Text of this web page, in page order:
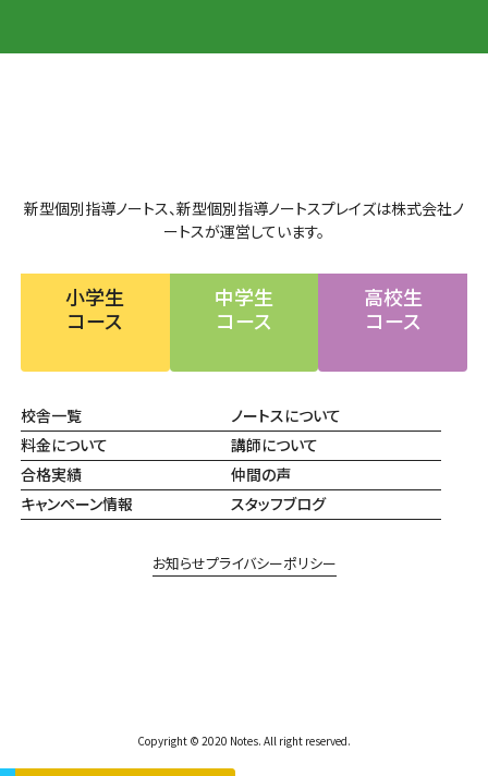
新型個別指導ノートス、新型個別指導ノートスプレイズは株式会社ノ
ートスが運営しています。
Copyright © 2020 Notes. All right reserved.
小学生
コース
中学生
コース
高校生
コース
校舎一覧
ノートスについて
料金について
講師について
合格実績
仲間の声
キャンペーン情報
スタッフブログ
お知らせプライバシーポリシー